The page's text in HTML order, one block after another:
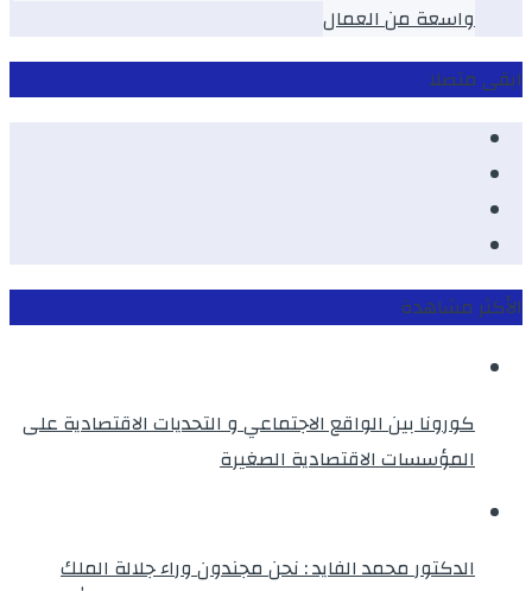
واسعة من العمال
ابقى متصلا
الأكثر مشاهدة
كورونا بين الواقع الاجتماعي و التحديات الاقتصادية على
المؤسسات الاقتصادية الصغيرة
الدكتور محمد الفايد : نحن مجندون وراء جلالة الملك